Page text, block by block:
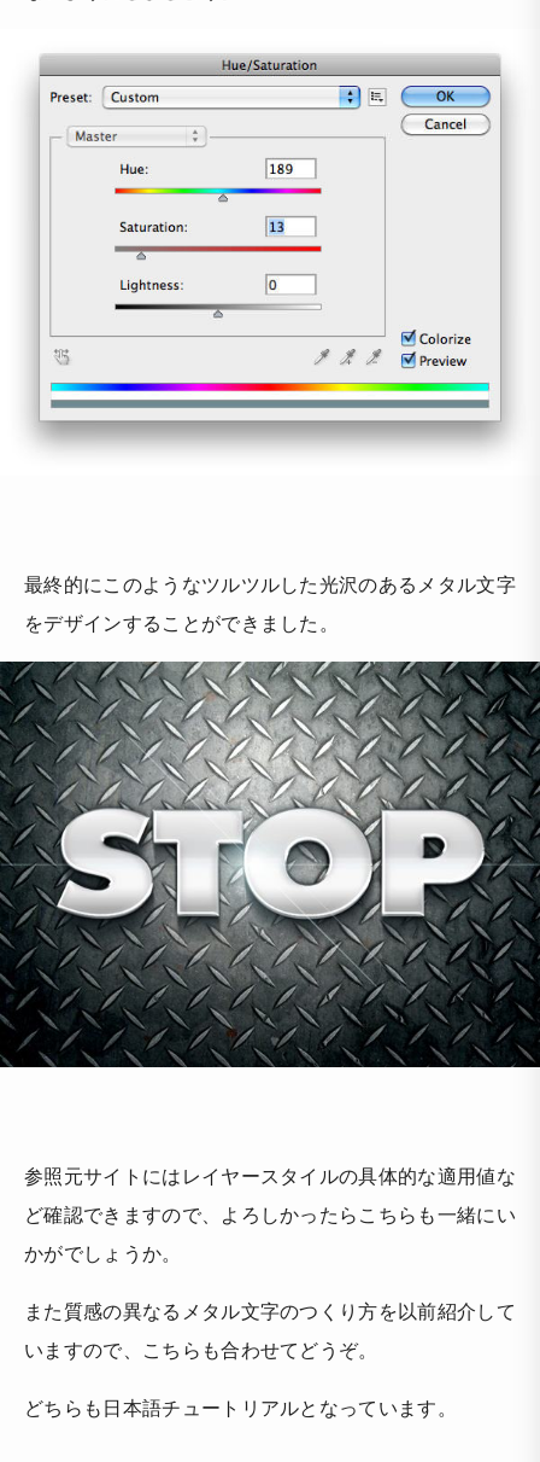
最終的にこのようなツルツルした光沢のあるメタル文字
をデザインすることができました。
参照元サイトにはレイヤースタイルの具体的な適用値な
ど確認できますので、よろしかったらこちらも一緒にい
かがでしょうか。
また質感の異なるメタル文字のつくり方を以前紹介して
いますので、こちらも合わせてどうぞ。
どちらも日本語チュートリアルとなっています。